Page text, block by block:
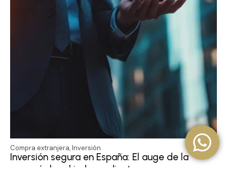
Compra extranjera,Inversión
Inversión segura en España: El auge de la
asesoría legal independiente